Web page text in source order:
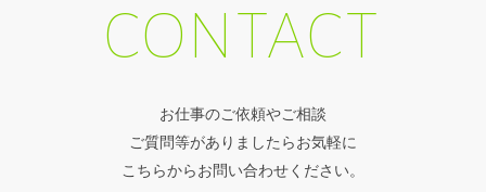
CONTACT
お仕事のご依頼やご相談
ご質問等がありましたらお気軽に
こちらからお問い合わせください。